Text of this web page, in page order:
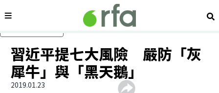
內容分類 搜
習近平提七大風險 嚴防「灰
犀牛」與「黑天鵝」
2019.01.23